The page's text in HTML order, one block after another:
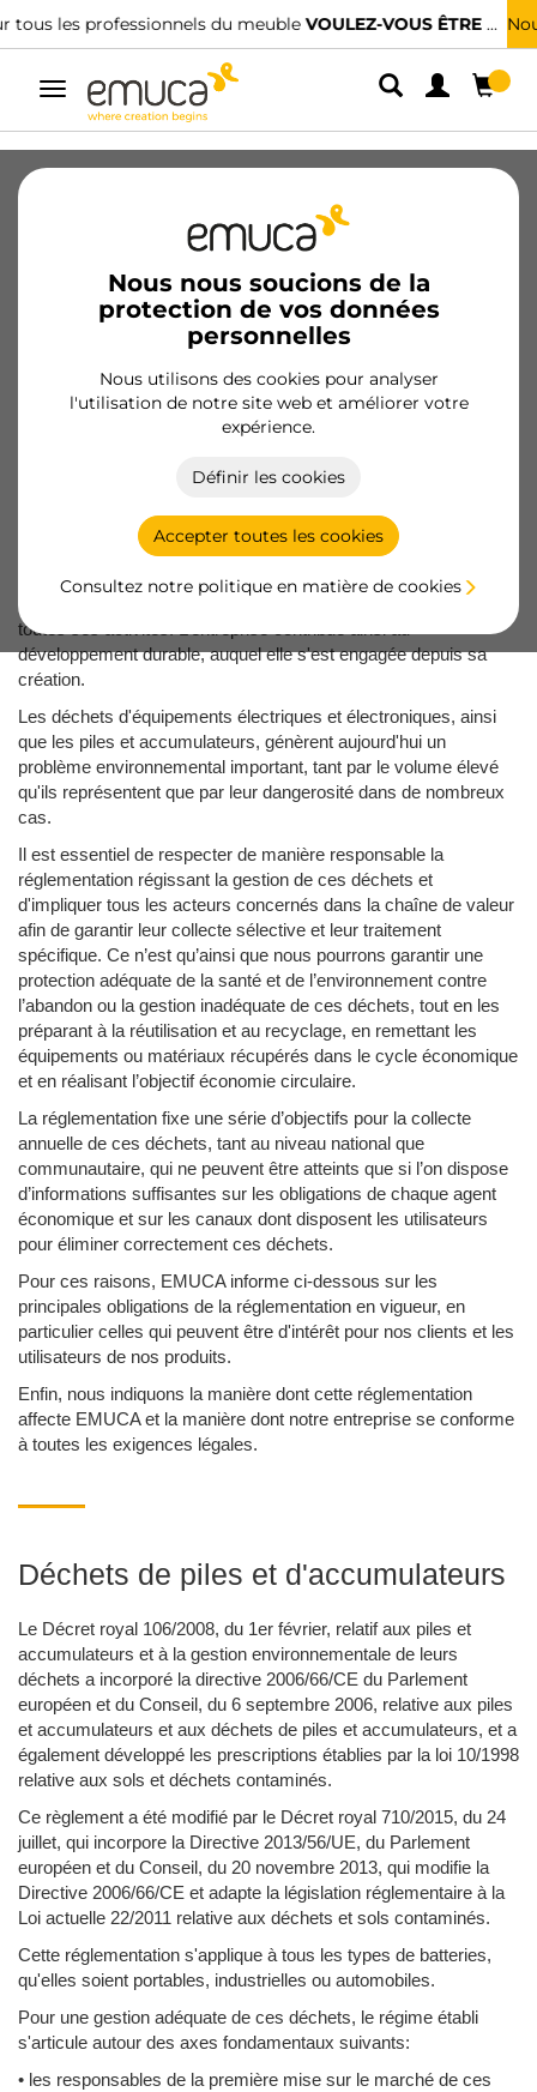
Nous avons des distributeurs spécialisés.TROUVER LE PLUS PROCHE
Alterner
navigation
Nous nous soucions de la
protection de vos données
personnelles
Nous utilisons des cookies pour analyser
l'utilisation de notre site web et améliorer votre
expérience.
Définir les cookies
Accepter toutes les cookies
Consultez notre politique en matière de cookies
Gestion des
déchets
Engagement d’EMUCA dans la
bonne gestion des déchets
électroniques (DEEE) et des piles et
accumulateurs
Depuis des années, EMUCA s’engage en faveur de
l’environnement et minimise ainsi l'impact environnemental de
toutes ses activités. L’entreprise contribue ainsi au
développement durable, auquel elle s'est engagée depuis sa
création.
Les déchets d'équipements électriques et électroniques, ainsi
que les piles et accumulateurs, génèrent aujourd'hui un
problème environnemental important, tant par le volume élevé
qu'ils représentent que par leur dangerosité dans de nombreux
cas.
Il est essentiel de respecter de manière responsable la
réglementation régissant la gestion de ces déchets et
d'impliquer tous les acteurs concernés dans la chaîne de valeur
afin de garantir leur collecte sélective et leur traitement
spécifique. Ce n’est qu’ainsi que nous pourrons garantir une
protection adéquate de la santé et de l’environnement contre
l’abandon ou la gestion inadéquate de ces déchets, tout en les
préparant à la réutilisation et au recyclage, en remettant les
équipements ou matériaux récupérés dans le cycle économique
et en réalisant l’objectif économie circulaire.
La réglementation fixe une série d’objectifs pour la collecte
annuelle de ces déchets, tant au niveau national que
communautaire, qui ne peuvent être atteints que si l’on dispose
d’informations suffisantes sur les obligations de chaque agent
économique et sur les canaux dont disposent les utilisateurs
pour éliminer correctement ces déchets.
Pour ces raisons, EMUCA informe ci-dessous sur les
principales obligations de la réglementation en vigueur, en
particulier celles qui peuvent être d'intérêt pour nos clients et les
utilisateurs de nos produits.
Enfin, nous indiquons la manière dont cette réglementation
affecte EMUCA et la manière dont notre entreprise se conforme
à toutes les exigences légales.
Déchets de piles et d'accumulateurs
Le Décret royal 106/2008, du 1er février, relatif aux piles et
accumulateurs et à la gestion environnementale de leurs
déchets a incorporé la directive 2006/66/CE du Parlement
européen et du Conseil, du 6 septembre 2006, relative aux piles
et accumulateurs et aux déchets de piles et accumulateurs, et a
également développé les prescriptions établies par la loi 10/1998
relative aux sols et déchets contaminés.
Ce règlement a été modifié par le Décret royal 710/2015, du 24
juillet, qui incorpore la Directive 2013/56/UE, du Parlement
européen et du Conseil, du 20 novembre 2013, qui modifie la
Directive 2006/66/CE et adapte la législation réglementaire à la
Loi actuelle 22/2011 relative aux déchets et sols contaminés.
Cette réglementation s'applique à tous les types de batteries,
qu'elles soient portables, industrielles ou automobiles.
Pour une gestion adéquate de ces déchets, le régime établi
s'articule autour des axes fondamentaux suivants:
• les responsables de la première mise sur le marché de ces